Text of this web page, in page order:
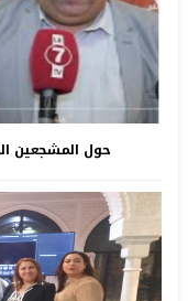
حول المشجعين